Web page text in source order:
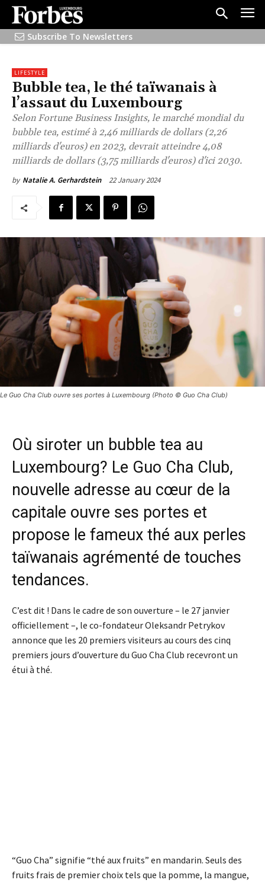
Subscribe To Newsletters
LIFESTYLE
Bubble tea, le thé taïwanais à
l’assaut du Luxembourg
Selon Fortune Business Insights, le marché mondial du
bubble tea, estimé à 2,46 milliards de dollars (2,26
milliards d'euros) en 2023, devrait atteindre 4,08
milliards de dollars (3,75 milliards d'euros) d'ici 2030.
by Natalie A. Gerhardstein 22 January 2024
Le Guo Cha Club ouvre ses portes à Luxembourg (Photo © Guo Cha Club)
Où siroter un bubble tea au
Luxembourg? Le Guo Cha Club,
nouvelle adresse au cœur de la
capitale ouvre ses portes et
propose le fameux thé aux perles
taïwanais agrémenté de touches
tendances.
C’est dit ! Dans le cadre de son ouverture – le 27 janvier
officiellement –, le co-fondateur Oleksandr Petrykov
annonce que les 20 premiers visiteurs au cours des cinq
premiers jours d’ouverture du Guo Cha Club recevront un
étui à thé.
“Guo Cha” signifie “thé aux fruits” en mandarin. Seuls des
fruits frais de premier choix tels que la pomme, la mangue,